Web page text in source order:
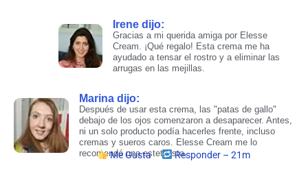
Irene dijo:
Gracias a mi querida amiga por Elesse
Cream. ¡Qué regalo! Esta crema me ha
ayudado a tensar el rostro y a eliminar las
arrugas en las mejillas.
Marina dijo:​
Después de usar esta crema, las "patas de gallo"
debajo de los ojos comenzaron a desaparecer. Antes,
ni un solo producto podía hacerles frente, incluso
cremas y sueros caros. Elesse Cream me lo
recomendó una esteticista.
Me Gusta Responder – 21m